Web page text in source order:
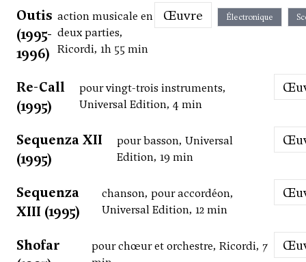
Outis
(1995-
1996)
action musicale en
deux parties,
Ricordi, 1h 55 min
Œuvre Électronique
Re-Call
(1995)
pour vingt-trois instruments,
Universal Edition, 4 min
Sequenza XII
(1995)
pour basson, Universal
Edition, 19 min
Sequenza
XIII (1995)
chanson, pour accordéon,
Universal Edition, 12 min
Shofar
pour chœur et orchestre, Ricordi, 7